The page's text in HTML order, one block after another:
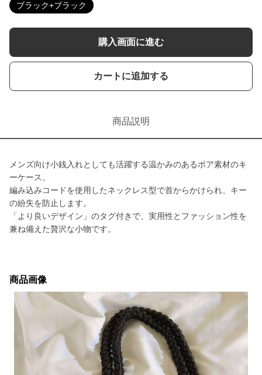
ブラック+ブラック
購入画面に進む
カートに追加する
商品説明
メンズ向け小銭入れとしても活躍する温かみのあるボア素材のキ
ーケース。
編み込みコードを使用したネックレス型で首からかけられ、キー
の紛失を防止します。
「より良いデザイン」のタグ付きで、実用性とファッション性を
兼ね備えた贅沢な小物です。
商品画像